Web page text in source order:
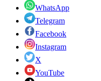
WhatsApp
Telegram
Facebook
Instagram
X
YouTube